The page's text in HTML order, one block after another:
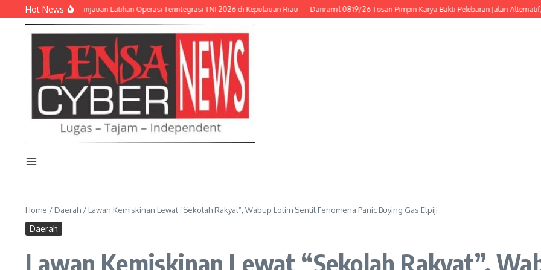
Lewati ke konten
Hot News
Hadiri Peninjauan Latihan Operasi Terintegrasi TNI 2026 di Kepulauan Riau Danramil 0819/26 Tosari Pimpin Karya Bakti Pelebaran Jalan Alternatif, Wujud
Home / Daerah / Lawan Kemiskinan Lewat “Sekolah Rakyat”, Wabup Lotim Sentil Fenomena Panic Buying Gas Elpiji
Daerah
Lawan Kemiskinan Lewat “Sekolah Rakyat”,